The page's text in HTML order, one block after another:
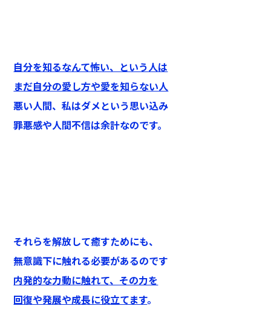
自分を知るなんて怖い、という人は
まだ自分の愛し方や愛を知らない人
悪い人間、私はダメという思い込み
罪悪感や人間不信は余計なのです。
それらを解放して癒すためにも、
無意識下に触れる必要があるのです
内発的な力動に触れて、その力を
回復や発展や成長に役立てます。